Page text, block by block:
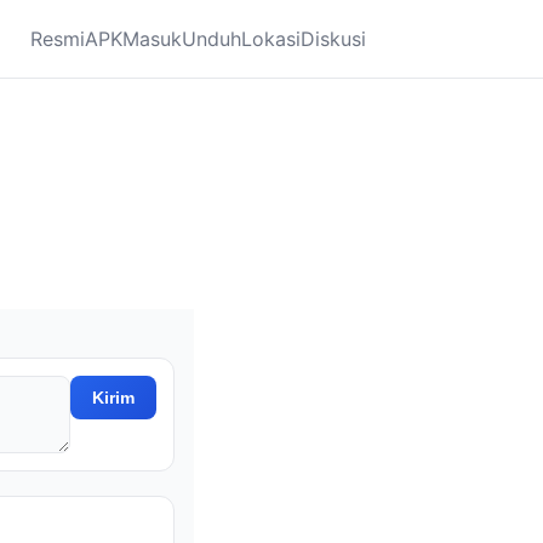
ResmiAPKMasukUnduhLokasiDiskusi
Kirim